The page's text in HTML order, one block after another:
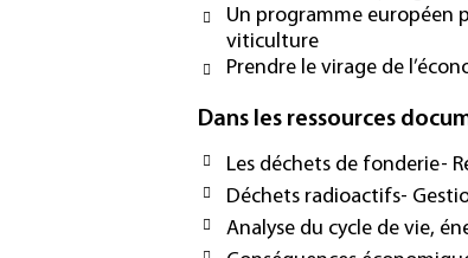
Un programme européen
viticulture
Prendre le virage de
Dans les ressources
Les déchets de fonderie-
Déchets radioactifs-
Analyse du cycle de vie,